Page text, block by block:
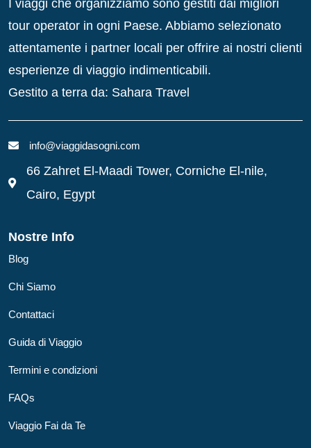
I viaggi che organizziamo sono gestiti dai migliori
tour operator in ogni Paese. Abbiamo selezionato
attentamente i partner locali per offrire ai nostri clienti
esperienze di viaggio indimenticabili.
Gestito a terra da: Sahara Travel
info@viaggidasogni.com
66 Zahret El-Maadi Tower, Corniche El-nile,
Cairo, Egypt
Nostre Info
Blog
Chi Siamo
Contattaci
Guida di Viaggio
Termini e condizioni
FAQs
Viaggio Fai da Te